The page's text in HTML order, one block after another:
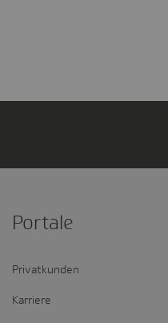
Portale
Privatkunden
Karriere